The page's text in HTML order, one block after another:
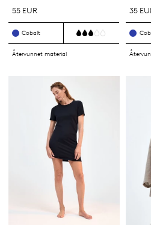
55 EUR
Cobalt
Återvunnet material
35